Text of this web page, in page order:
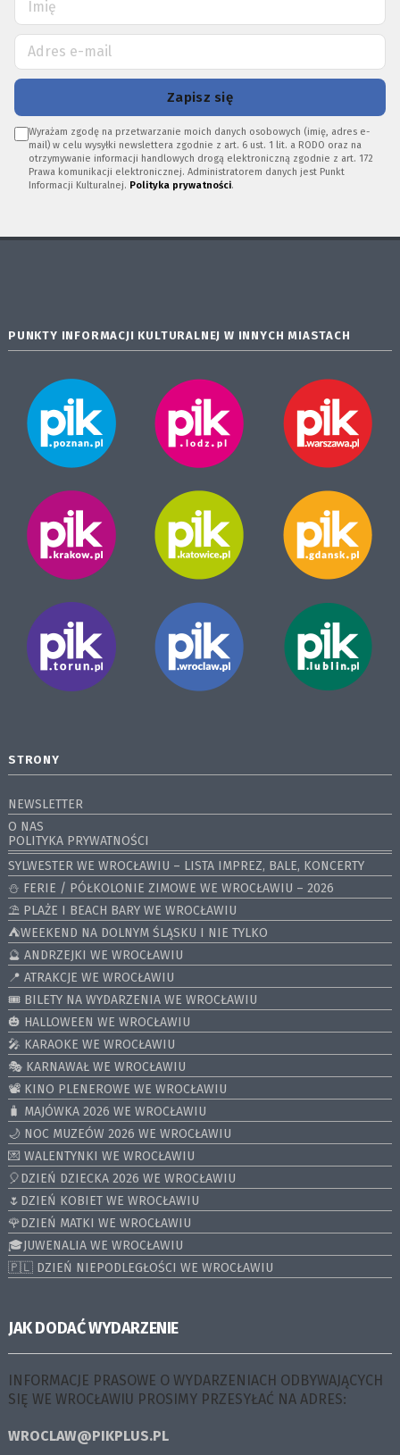
Zapisz się
Wyrażam zgodę na przetwarzanie moich danych osobowych (imię, adres e-
mail) w celu wysyłki newslettera zgodnie z art. 6 ust. 1 lit. a RODO oraz na
otrzymywanie informacji handlowych drogą elektroniczną zgodnie z art. 172
Prawa komunikacji elektronicznej. Administratorem danych jest Punkt
Informacji Kulturalnej. Polityka prywatności.
PUNKTY INFORMACJI KULTURALNEJ W INNYCH MIASTACH
STRONY
NEWSLETTER
O NAS
POLITYKA PRYWATNOŚCI
SYLWESTER WE WROCŁAWIU – LISTA IMPREZ, BALE, KONCERTY
⛄️ FERIE / PÓŁKOLONIE ZIMOWE WE WROCŁAWIU – 2026
⛱️ PLAŻE I BEACH BARY WE WROCŁAWIU
⛺️WEEKEND NA DOLNYM ŚLĄSKU I NIE TYLKO
🔮 ANDRZEJKI WE WROCŁAWIU
📍 ATRAKCJE WE WROCŁAWIU
🎟️ BILETY NA WYDARZENIA WE WROCŁAWIU
🎃 HALLOWEEN WE WROCŁAWIU
🎤 KARAOKE WE WROCŁAWIU
🎭 KARNAWAŁ WE WROCŁAWIU
📽️ KINO PLENEROWE WE WROCŁAWIU
🧳 MAJÓWKA 2026 WE WROCŁAWIU
🌙 NOC MUZEÓW 2026 WE WROCŁAWIU
💌 WALENTYNKI WE WROCŁAWIU
🎈DZIEŃ DZIECKA 2026 WE WROCŁAWIU
🌷DZIEŃ KOBIET WE WROCŁAWIU
🌹DZIEŃ MATKI WE WROCŁAWIU
🎓JUWENALIA WE WROCŁAWIU
🇵🇱 DZIEŃ NIEPODLEGŁOŚCI WE WROCŁAWIU
JAK DODAĆ WYDARZENIE
INFORMACJE PRASOWE O WYDARZENIACH ODBYWAJĄCYCH
SIĘ WE WROCŁAWIU PROSIMY PRZESYŁAĆ NA ADRES:
WROCLAW@PIKPLUS.PL